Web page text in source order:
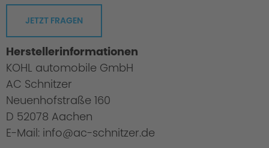
JETZT FRAGEN
Herstellerinformationen
KOHL automobile GmbH
AC Schnitzer
Neuenhofstraße 160
D 52078 Aachen
E-Mail: info@ac-schnitzer.de